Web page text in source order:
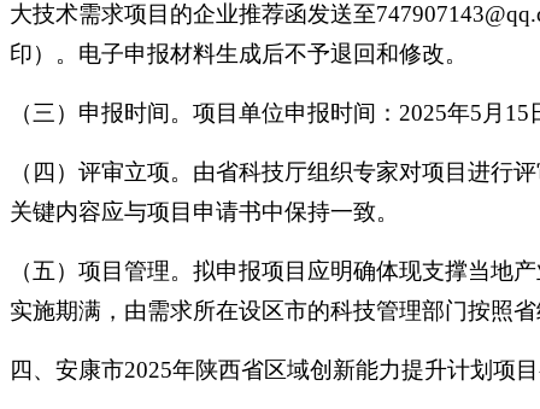
大技术需求项目的企业推荐函发送至
印）。电子申报材料生成后不予退回和修改。
（三）申报时间。项目单位申报时间：2025年5月
（四）评审立项。由省科技厅组织专家对项目进行
关键内容应与项目申请书中保持一致。
（五）项目管理。拟申报项目应明确体现支撑当地
实施期满，由需求所在设区市的科技管理部门按照
四、安康市2025年陕西省区域创新能力提升计划项